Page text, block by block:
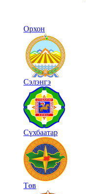
Орхон
Сэлэнгэ
Сүхбаатар
Төв